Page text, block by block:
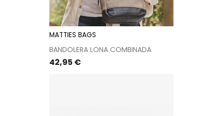
MATTIES BAGS
BANDOLERA LONA COMBINADA
Precio
42,95 €